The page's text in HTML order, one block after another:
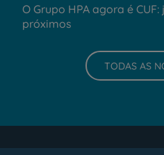
O Grupo HPA agora é
próximos
TODAS AS